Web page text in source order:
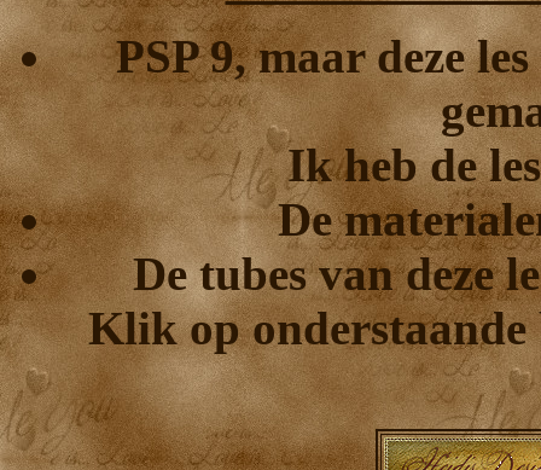
PSP 9, maar deze
Ik heb de
De
De tubes van deze
Klik op onderstaande